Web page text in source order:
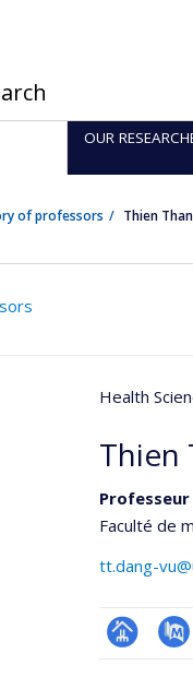
OUR
of professors Thien
Health
Thien
Faculté de
tt.dang-
Page